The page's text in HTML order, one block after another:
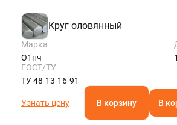
Круг оловянный
Марка
О1пч
ГОСТ/ТУ
ТУ 48-13-16-91
Узнать цену В корзину В